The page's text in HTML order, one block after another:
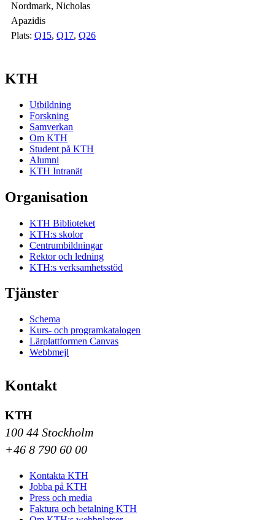
Nordmark, Nicholas
Apazidis
Plats: Q15, Q17, Q26
KTH
Utbildning
Forskning
Samverkan
Om KTH
Student på KTH
Alumni
KTH Intranät
Organisation
KTH Biblioteket
KTH:s skolor
Centrumbildningar
Rektor och ledning
KTH:s verksamhetsstöd
Tjänster
Schema
Kurs- och programkatalogen
Lärplattformen Canvas
Webbmejl
Kontakt
KTH
100 44 Stockholm
+46 8 790 60 00
Kontakta KTH
Jobba på KTH
Press och media
Faktura och betalning KTH